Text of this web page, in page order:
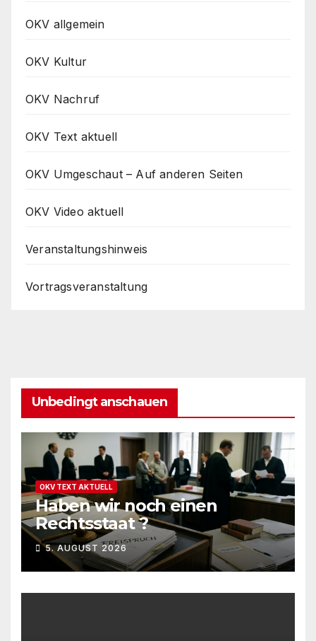
OKV allgemein
OKV Kultur
OKV Nachruf
OKV Text aktuell
OKV Umgeschaut – Auf anderen Seiten
OKV Video aktuell
Veranstaltungshinweis
Vortragsveranstaltung
Unbedingt anschauen
OKV TEXT AKTUELL
Haben wir noch einen
Rechtsstaat ?
5. AUGUST 2026